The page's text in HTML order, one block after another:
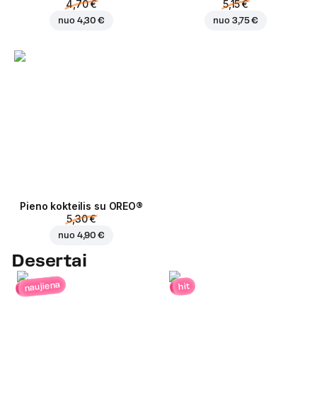
4,70 €
nuo 4,30 €
5,15 €
nuo 3,75 €
Pieno kokteilis su OREO®
5,30 €
nuo 4,90 €
Desertai
naujiena hit